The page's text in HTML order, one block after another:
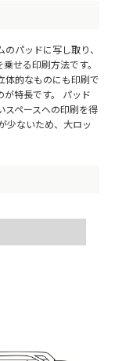
パッドに写し取り、
せる印刷方法です。
体的なものにも印刷で
特長です。 パッド
スペースへの印刷を得
少ないため、大ロッ